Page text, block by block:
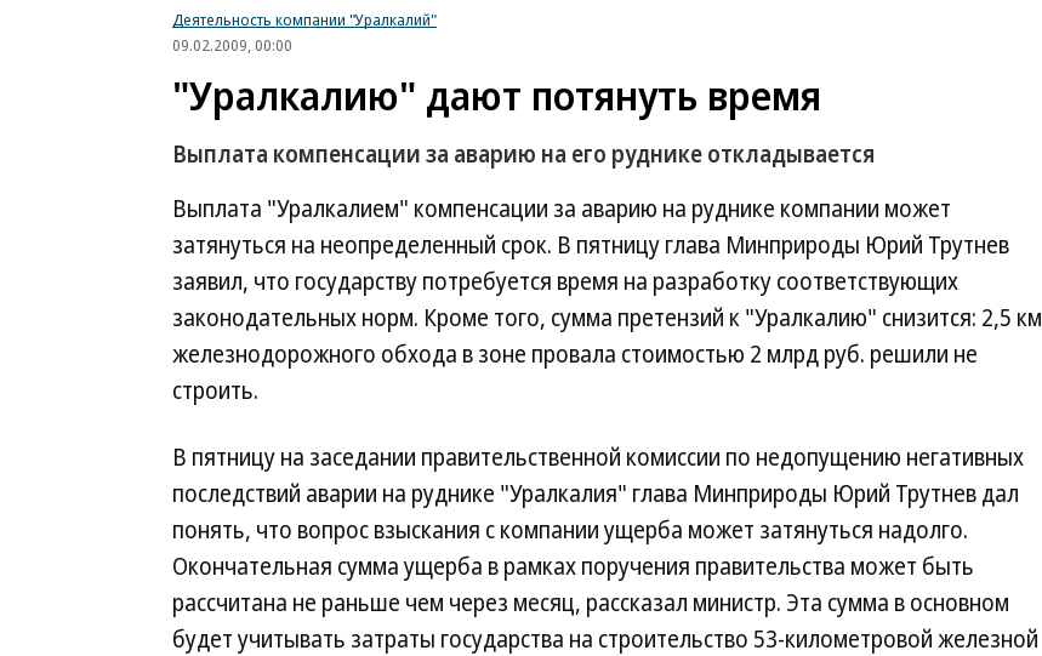
Деятельность компании "Уралкалий"
09.02.2009, 00:00
"Уралкалию" дают потянуть время
Выплата компенсации за аварию на его руднике откладывается
Выплата "Уралкалием" компенсации за аварию на руднике компании может
затянуться на неопределенный срок. В пятницу глава Минприроды Юрий Трутнев
заявил, что государству потребуется время на разработку соответствующих
законодательных норм. Кроме того, сумма претензий к "Уралкалию" снизится: 2,5 км
железнодорожного обхода в зоне провала стоимостью 2 млрд руб. решили не
строить.
В пятницу на заседании правительственной комиссии по недопущению негативных
последствий аварии на руднике "Уралкалия" глава Минприроды Юрий Трутнев дал
понять, что вопрос взыскания с компании ущерба может затянуться надолго.
Окончательная сумма ущерба в рамках поручения правительства может быть
рассчитана не раньше чем через месяц, рассказал министр. Эта сумма в основном
будет учитывать затраты государства на строительство 53-километровой железной